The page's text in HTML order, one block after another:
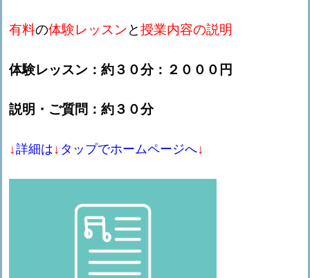
有料の体験レッスンと授業内容の説明
体験レッスン：約３０分：２０００円
説明・ご質問：約３０分
↓詳細は↓ タップでホームページへ↓